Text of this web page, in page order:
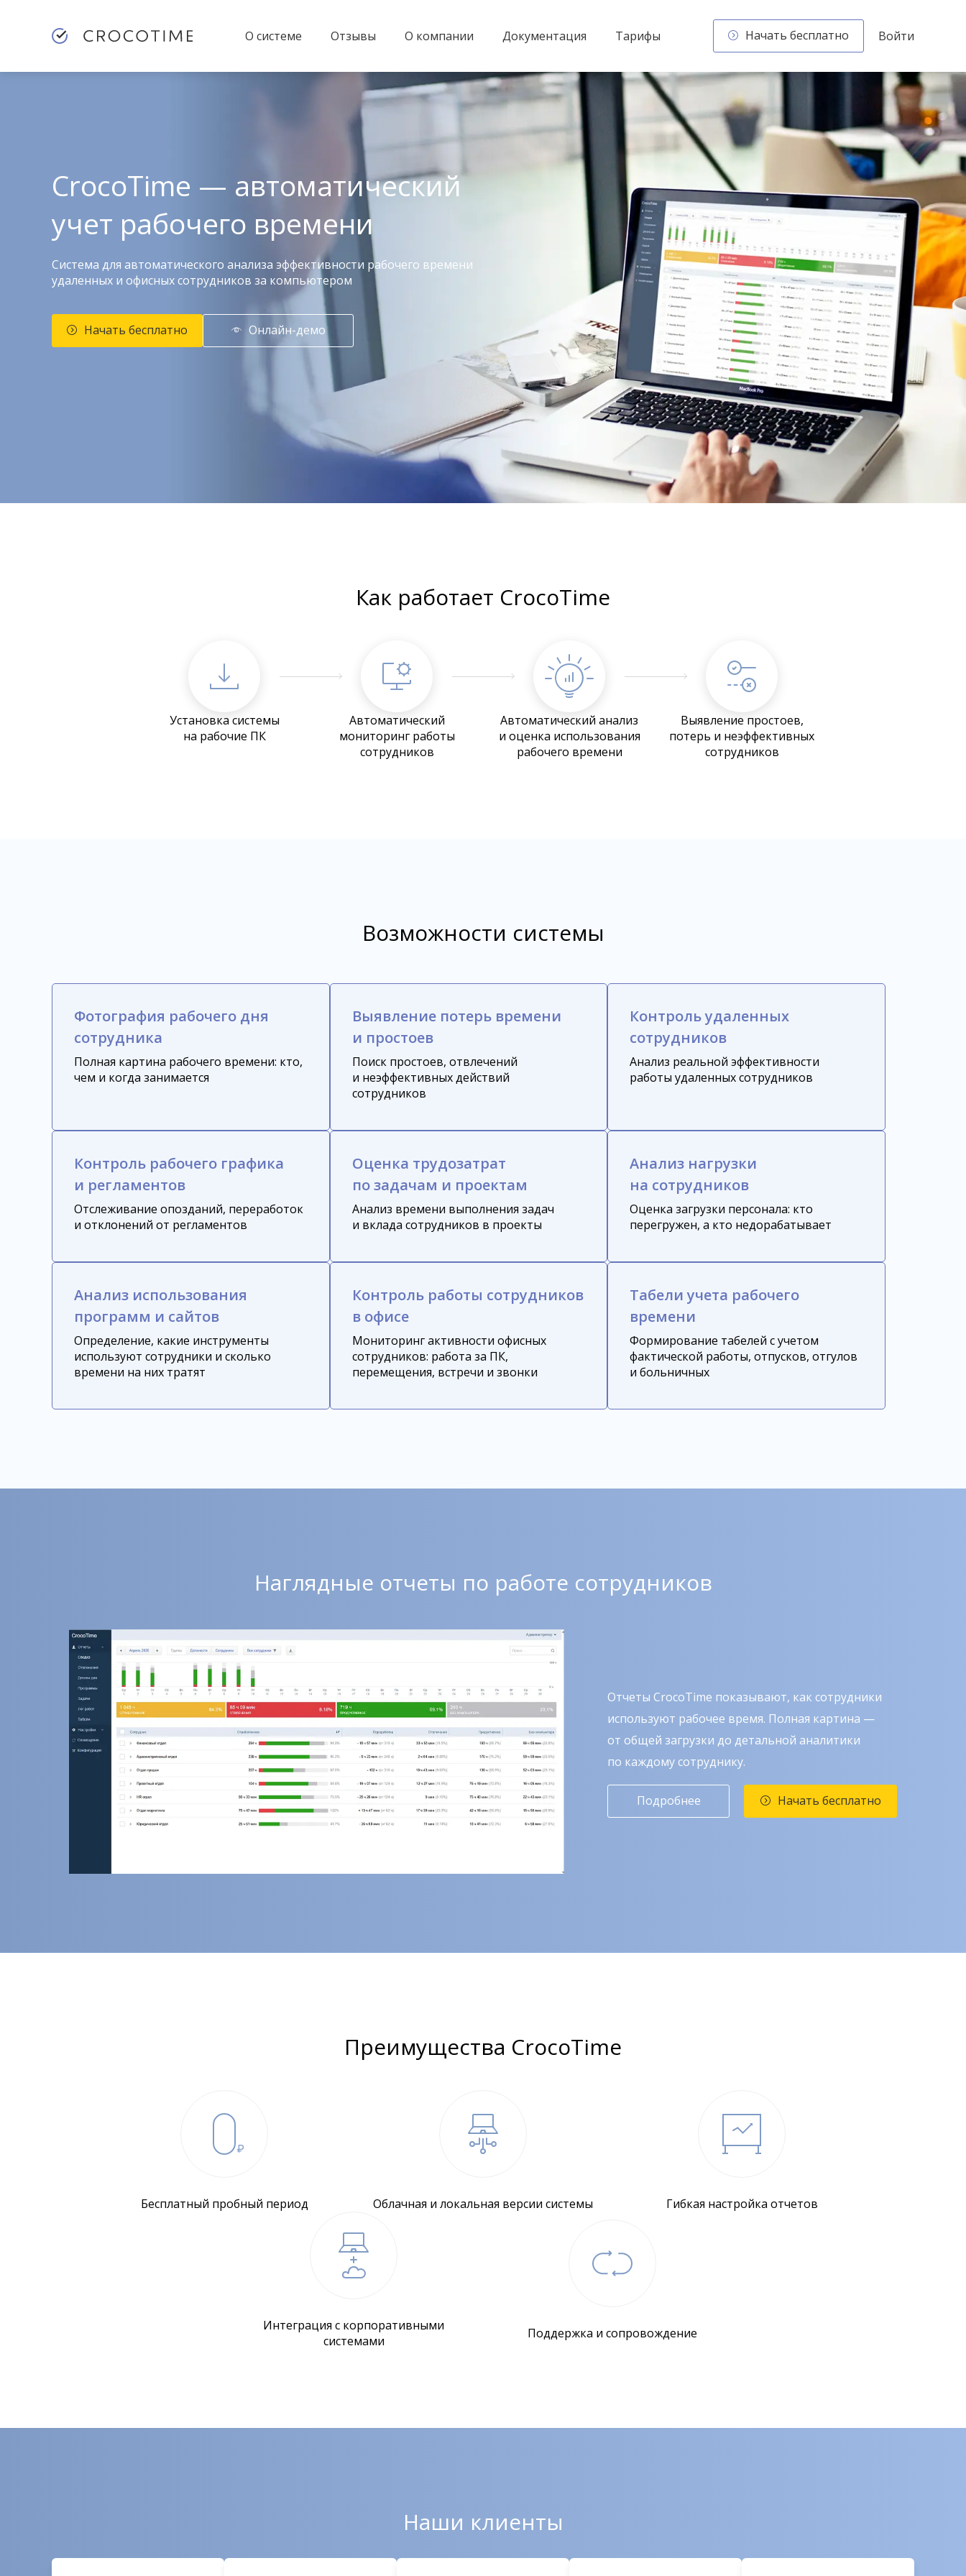
О системе Отзывы О компании Документация Тарифы Начать бесплатно Войти
CrocoTime — автоматический
учет рабочего времени
Система для автоматического анализа эффективности рабочего времени
удаленных и офисных сотрудников за компьютером
Начать бесплатно Онлайн-демо
Как работает CrocoTime
Установка системы
на рабочие ПК
Автоматический
мониторинг работы
сотрудников
Автоматический анализ
и оценка использования
рабочего времени
Выявление простоев,
потерь и неэффективных
сотрудников
Возможности системы
Фотография рабочего дня
сотрудника
Полная картина рабочего времени: кто,
чем и когда занимается
Выявление потерь времени
и простоев
Поиск простоев, отвлечений
и неэффективных действий
сотрудников
Контроль удаленных
сотрудников
Анализ реальной эффективности
работы удаленных сотрудников
Контроль рабочего графика
и регламентов
Отслеживание опозданий, переработок
и отклонений от регламентов
Оценка трудозатрат
по задачам и проектам
Анализ времени выполнения задач
и вклада сотрудников в проекты
Анализ нагрузки
на сотрудников
Оценка загрузки персонала: кто
перегружен, а кто недорабатывает
Анализ использования
программ и сайтов
Определение, какие инструменты
используют сотрудники и сколько
времени на них тратят
Контроль работы сотрудников
в офисе
Мониторинг активности офисных
сотрудников: работа за ПК,
перемещения, встречи и звонки
Табели учета рабочего
времени
Формирование табелей с учетом
фактической работы, отпусков, отгулов
и больничных
Наглядные отчеты по работе сотрудников
Отчеты CrocoTime показывают, как сотрудники
используют рабочее время. Полная картина —
от общей загрузки до детальной аналитики
по каждому сотруднику.
Подробнее Начать бесплатно
Преимущества CrocoTime
Бесплатный пробный период Облачная и локальная версии системы Гибкая настройка отчетов
Интеграция с корпоративными
системами
Поддержка и сопровождение
Наши клиенты